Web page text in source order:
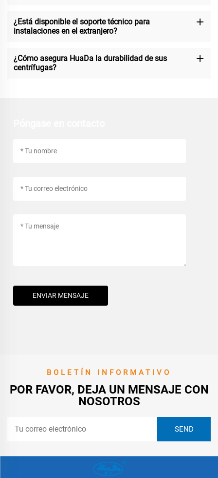
¿Está disponible el soporte técnico para
instalaciones en el extranjero?
¿Cómo asegura HuaDa la durabilidad de sus
centrífugas?
ENVIAR MENSAJE
BOLETÍN INFORMATIVO
POR FAVOR, DEJA UN MENSAJE CON
NOSOTROS